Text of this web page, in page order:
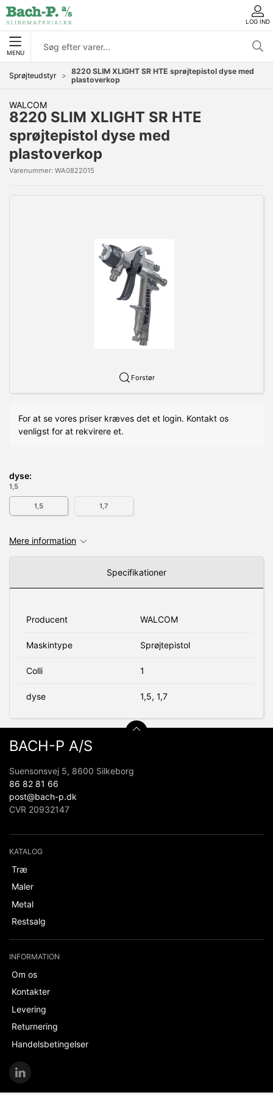
LOG IND
MENU
Sprøjteudstyr
8220 SLIM XLIGHT SR HTE sprøjtepistol dyse med
plastoverkop
WALCOM
8220 SLIM XLIGHT SR HTE
sprøjtepistol dyse med
plastoverkop
Varenummer: WA0822015
Forstør
For at se vores priser kræves det et login. Kontakt os
venligst for at rekvirere et.
dyse:
1,5
1,5 1,7
Mere information
Specifikationer
Producent WALCOM
Maskintype Sprøjtepistol
Colli 1
dyse 1,5, 1,7
BACH-P A/S
Suensonsvej 5, 8600 Silkeborg
86 82 81 66
post@bach-p.dk
CVR 20932147
KATALOG
Træ
Maler
Metal
Restsalg
INFORMATION
Om os
Kontakter
Levering
Returnering
Handelsbetingelser